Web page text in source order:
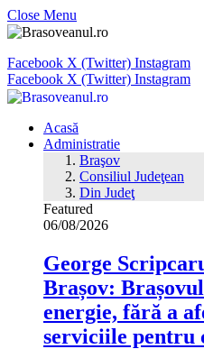
Close Menu
Facebook X (Twitter) Instagram
Facebook X (Twitter) Instagram
Acasă
Administratie
Braşov
Consiliul Judeţean
Din Judeţ
Featured
06/08/2026
George
Brașov:
energie, fără a
serviciile pentru